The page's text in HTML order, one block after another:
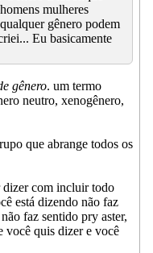
mulheres
gênero podem
Eu basicamente
gênero. um termo
neutro, xenogênero,
que abrange todos os
dizer com incluir todo
está dizendo não faz
faz sentido pry aster,
você quis dizer e você